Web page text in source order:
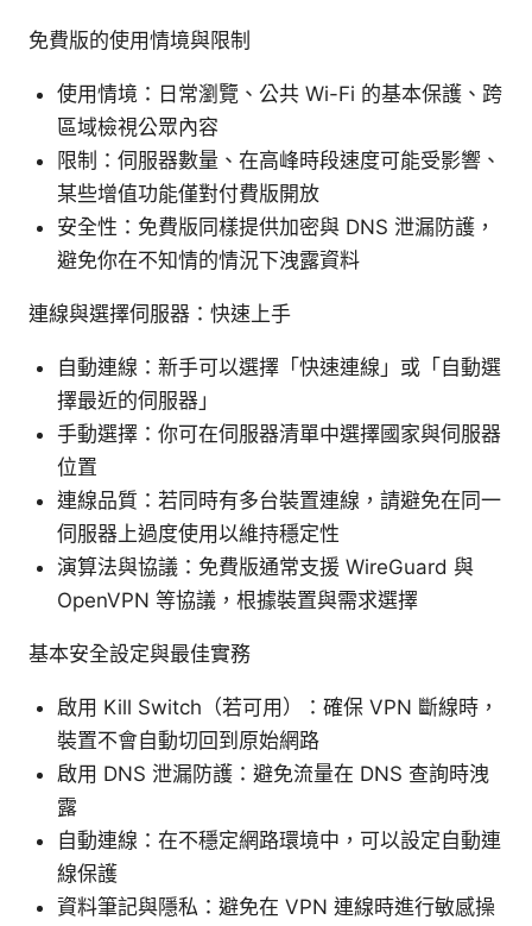
免費版的使用情境與限制
使用情境：日常瀏覽、公共 Wi-Fi 的基本保護、跨
區域檢視公眾內容
限制：伺服器數量、在高峰時段速度可能受影響、
某些增值功能僅對付費版開放
安全性：免費版同樣提供加密與 DNS 泄漏防護，
避免你在不知情的情況下洩露資料
連線與選擇伺服器：快速上手
自動連線：新手可以選擇「快速連線」或「自動選
擇最近的伺服器」
手動選擇：你可在伺服器清單中選擇國家與伺服器
位置
連線品質：若同時有多台裝置連線，請避免在同一
伺服器上過度使用以維持穩定性
演算法與協議：免費版通常支援 WireGuard 與
OpenVPN 等協議，根據裝置與需求選擇
基本安全設定與最佳實務
啟用 Kill Switch（若可用）：確保 VPN 斷線時，
裝置不會自動切回到原始網路
啟用 DNS 泄漏防護：避免流量在 DNS 查詢時洩
露
自動連線：在不穩定網路環境中，可以設定自動連
線保護
資料筆記與隱私：避免在 VPN 連線時進行敏感操